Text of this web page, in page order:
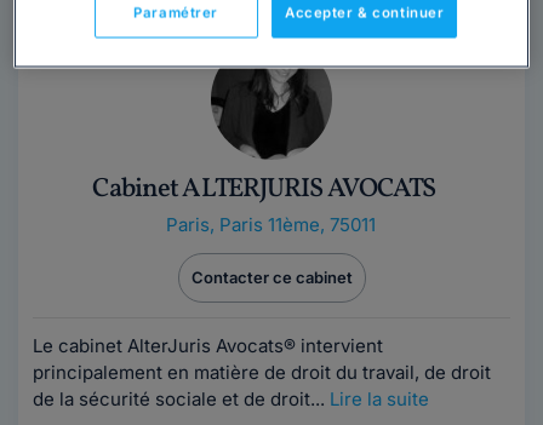
Cabinet ALTERJURIS AVOCATS
Paris, Paris 11ème, 75011
Contacter ce cabinet
Le cabinet AlterJuris Avocats® intervient
principalement en matière de droit du travail, de droit
de la sécurité sociale et de droit... Lire la suite
Accepter & continuer
Paramétrer